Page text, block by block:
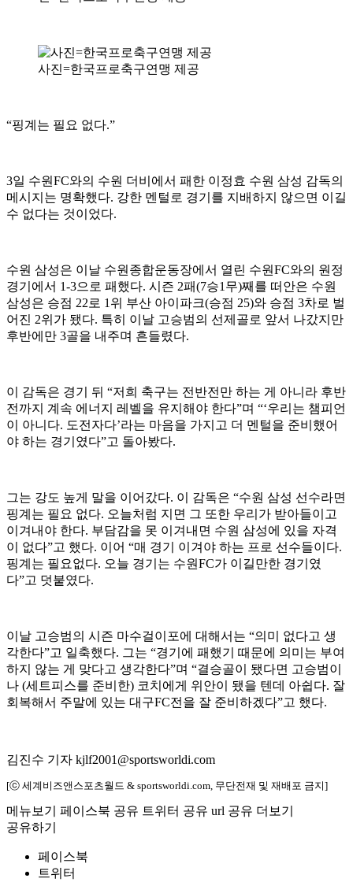
사진=한국프로축구연맹 제공
“핑계는 필요 없다.”
3일 수원FC와의 수원 더비에서 패한 이정효 수원 삼성 감독의
메시지는 명확했다. 강한 멘털로 경기를 지배하지 않으면 이길
수 없다는 것이었다.
수원 삼성은 이날 수원종합운동장에서 열린 수원FC와의 원정
경기에서 1-3으로 패했다. 시즌 2패(7승1무)째를 떠안은 수원
삼성은 승점 22로 1위 부산 아이파크(승점 25)와 승점 3차로 벌
어진 2위가 됐다. 특히 이날 고승범의 선제골로 앞서 나갔지만
후반에만 3골을 내주며 흔들렸다.
이 감독은 경기 뒤 “저희 축구는 전반전만 하는 게 아니라 후반
전까지 계속 에너지 레벨을 유지해야 한다”며 “‘우리는 챔피언
이 아니다. 도전자다’라는 마음을 가지고 더 멘털을 준비했어
야 하는 경기였다”고 돌아봤다.
그는 강도 높게 말을 이어갔다. 이 감독은 “수원 삼성 선수라면
핑계는 필요 없다. 오늘처럼 지면 그 또한 우리가 받아들이고
이겨내야 한다. 부담감을 못 이겨내면 수원 삼성에 있을 자격
이 없다”고 했다. 이어 “매 경기 이겨야 하는 프로 선수들이다.
핑계는 필요없다. 오늘 경기는 수원FC가 이길만한 경기였
다”고 덧붙였다.
이날 고승범의 시즌 마수걸이포에 대해서는 “의미 없다고 생
각한다”고 일축했다. 그는 “경기에 패했기 때문에 의미는 부여
하지 않는 게 맞다고 생각한다”며 “결승골이 됐다면 고승범이
나 (세트피스를 준비한) 코치에게 위안이 됐을 텐데 아쉽다. 잘
회복해서 주말에 있는 대구FC전을 잘 준비하겠다”고 했다.
김진수 기자 kjlf2001@sportsworldi.com
[ⓒ 세계비즈앤스포츠월드 & sportsworldi.com, 무단전재 및 재배포 금지]
메뉴보기 페이스북 공유 트위터 공유 url 공유 더보기
공유하기
페이스북
트위터